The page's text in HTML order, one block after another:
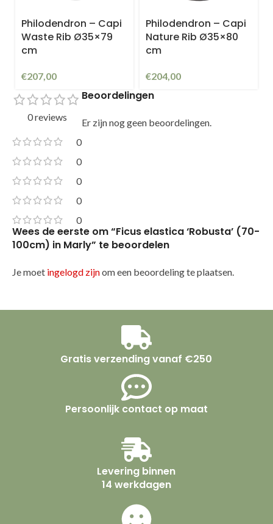
Philodendron – Capi
Waste Rib Ø35×79
cm
€207,00
Philodendron – Capi
Nature Rib Ø35×80
cm
€204,00
0 reviews
0
0
0
0
0
Beoordelingen
Er zijn nog geen beoordelingen.
Wees de eerste om “Ficus elastica ‘Robusta’ (70-
100cm) in Marly” te beoordelen
Je moet ingelogd zijnom een beoordeling te plaatsen.
Gratis verzending vanaf €250
Persoonlijk contact op maat
Levering binnen
14 werkdagen